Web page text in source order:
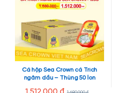
Cá hộp Sea Crown cá Trích
ngâm dầu – Thùng 50 lon